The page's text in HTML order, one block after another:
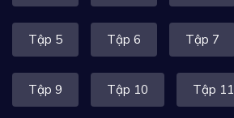
Tập 5 Tập 6 Tập 7
Tập 9 Tập 10 Tập 11